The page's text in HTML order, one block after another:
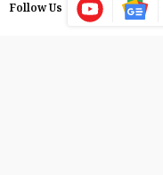
Follow Us